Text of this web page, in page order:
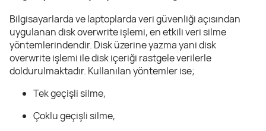
Bilgisayarlarda ve laptoplarda veri güvenliği açısından
uygulanandisk overwriteişlemi, en etkili veri silme
yöntemlerindendir. Disk üzerine yazma yani disk
overwriteişlemi ile disk içeriği rastgele verilerle
doldurulmaktadır. Kullanılan yöntemler ise;
Tek geçişli silme,
Çoklu geçişli silme,